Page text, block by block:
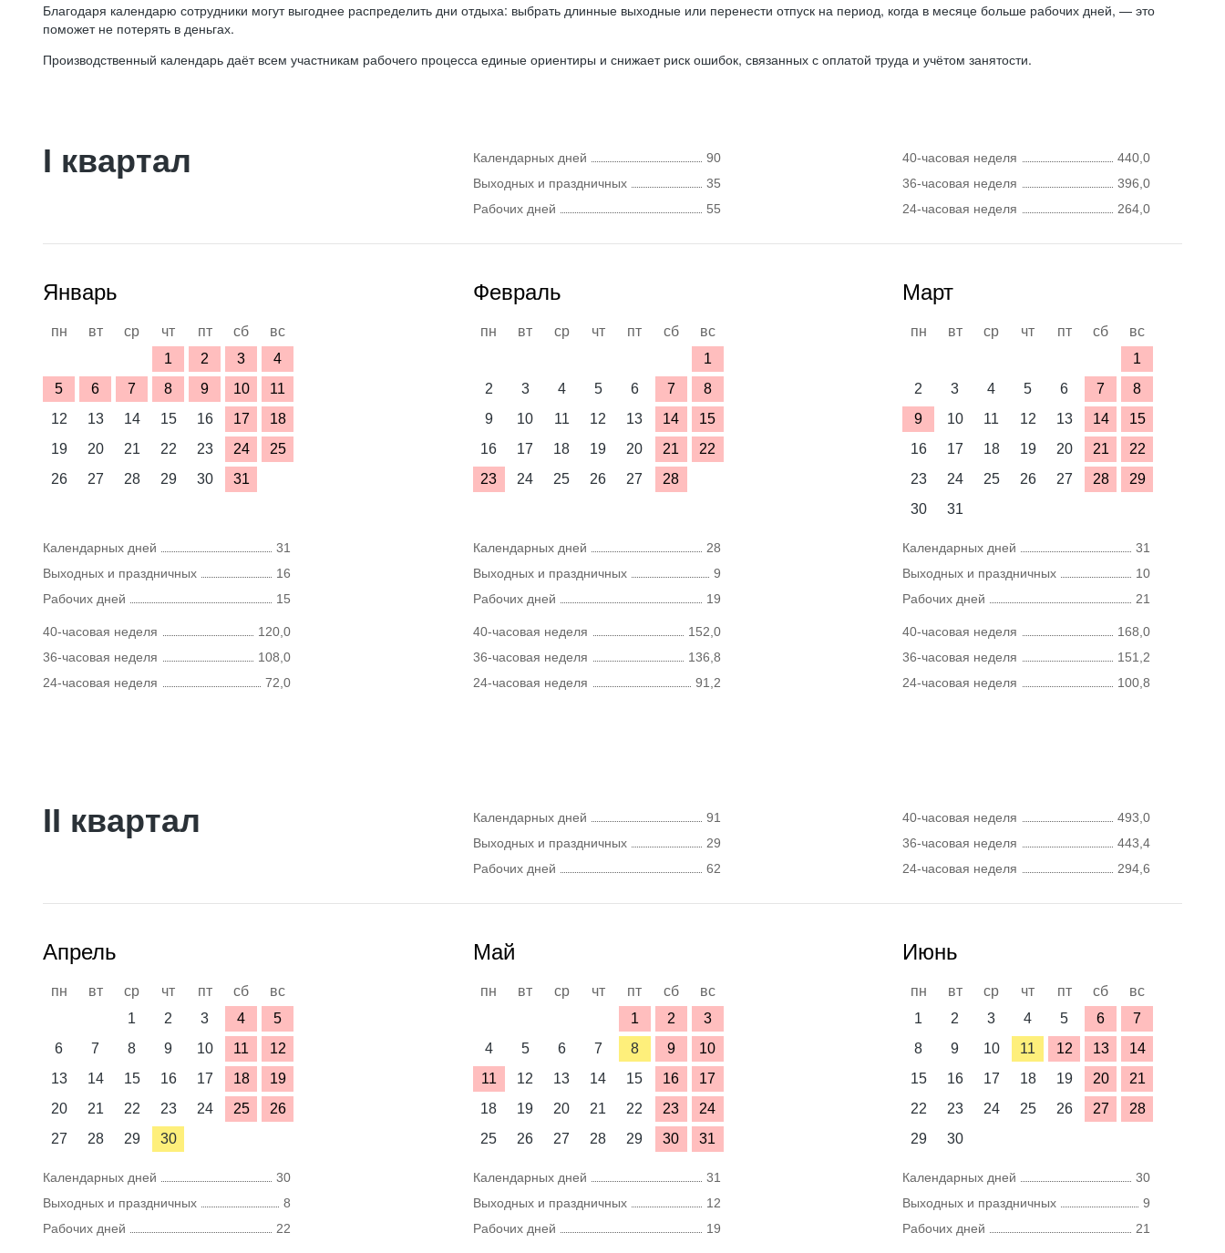
Благодаря календарю сотрудники могут выгоднее распределить дни отдыха: выбрать длинные выходные или перенести отпуск на период, когда в месяце больше рабочих дней, — это
поможет не потерять в деньгах.
Производственный календарь даёт всем участникам рабочего процесса единые ориентиры и снижает риск ошибок, связанных с оплатой труда и учётом занятости.
I квартал Календарных дней
90
Выходных и праздничных
35
Рабочих дней
55
40-часовая неделя
440,0
36-часовая неделя
396,0
24-часовая неделя
264,0
Январь
пн вт ср чт пт сб
вс
1
2 3
4
5
6 7 8 9 10
11
12
13 14 15 16 17
18
19
20 21 22 23 24
25
26
27 28 29 30 31
Календарных дней
31
Выходных и праздничных
16
Рабочих дней
15
40-часовая неделя
120,0
36-часовая неделя
108,0
24-часовая неделя
72,0
Февраль
пн вт ср чт пт сб
вс
1
2
3 4 5 6 7
8
9
10 11 12 13 14
15
16
17 18 19 20 21
22
23
24 25 26 27 28
Календарных дней
28
Выходных и праздничных
9
Рабочих дней
19
40-часовая неделя
152,0
36-часовая неделя
136,8
24-часовая неделя
91,2
Март
пн вт ср чт пт сб
вс
1
2
3 4 5 6 7
8
9
10 11 12 13 14
15
16
17 18 19 20 21
22
23
24 25 26 27 28
29
30
31
Календарных дней
31
Выходных и праздничных
10
Рабочих дней
21
40-часовая неделя
168,0
36-часовая неделя
151,2
24-часовая неделя
100,8
II квартал Календарных дней
91
Выходных и праздничных
29
Рабочих дней
62
40-часовая неделя
493,0
36-часовая неделя
443,4
24-часовая неделя
294,6
Апрель
пн вт ср чт пт сб
вс
1
2 3 4
5
6
7 8 9 10 11
12
13
14 15 16 17 18
19
20
21 22 23 24 25
26
27
28 29 30
Календарных дней
30
Выходных и праздничных
8
Рабочих дней
22
Май
пн вт ср чт пт сб
вс
1
2
3
4
5 6 7 8 9
10
11
12 13 14 15 16
17
18
19 20 21 22 23
24
25
26 27 28 29 30 31
Календарных дней
31
Выходных и праздничных
12
Рабочих дней
19
Июнь
пн вт ср чт пт сб
вс
1
2 3 4 5 6
7
8
9 10 11 12 13
14
15
16 17 18 19 20
21
22
23 24 25 26 27
28
29
30
Календарных дней
30
Выходных и праздничных
9
Рабочих дней
21